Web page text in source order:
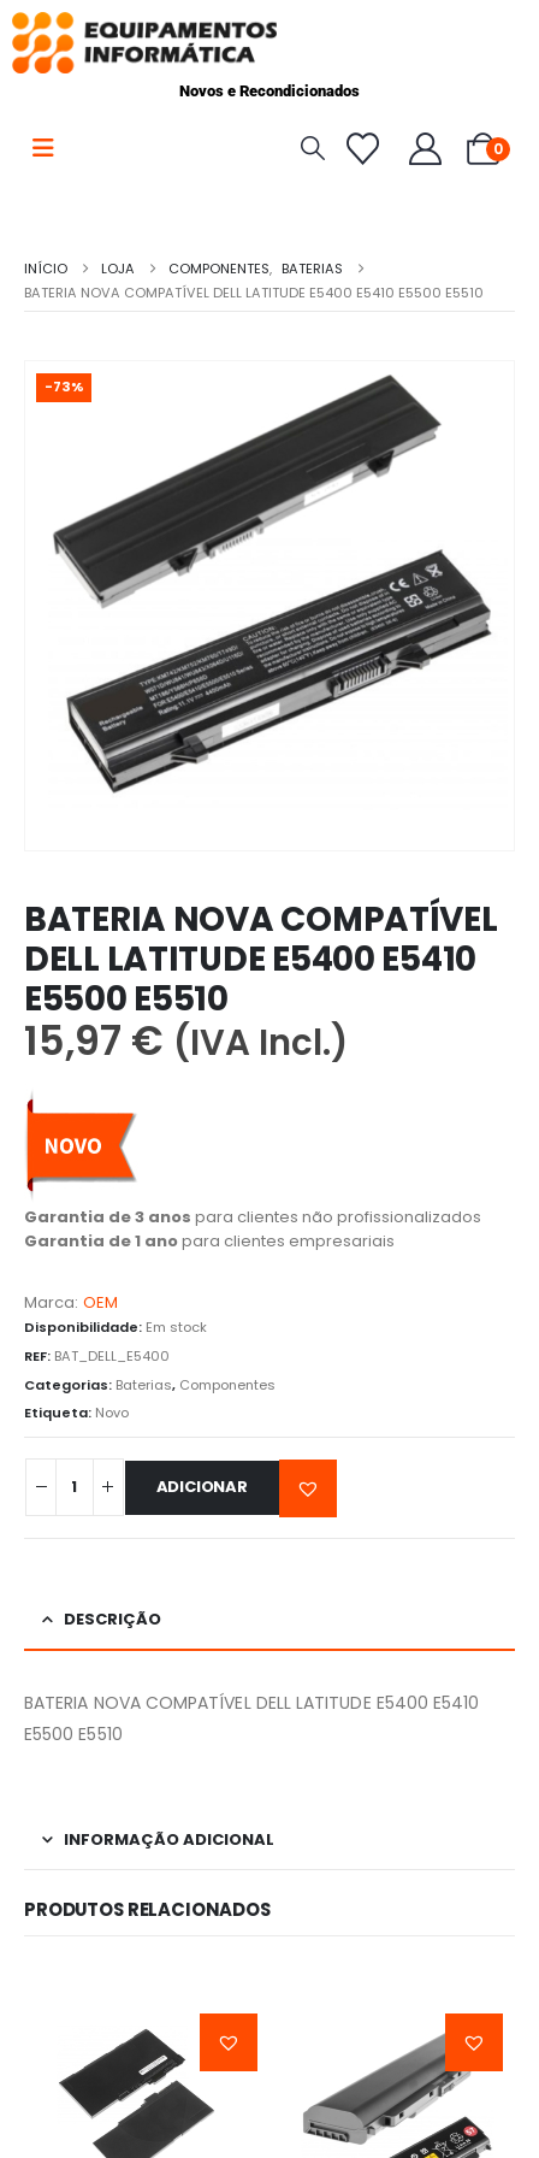
Novos e Recondicionados
0
INÍCIO LOJA COMPONENTES, BATERIAS
BATERIA NOVA COMPATÍVEL DELL LATITUDE E5400 E5410 E5500 E5510
-73%
BATERIA NOVA COMPATÍVEL
DELL LATITUDE E5400 E5410
E5500 E5510
15,97 € (IVA Incl.)
Garantia de 3 anos para clientes não profissionalizados
Garantia de 1 anopara clientes empresariais
Marca: OEM
Disponibilidade: Em stock
REF: BAT_DELL_E5400
Categorias: Baterias, Componentes
Etiqueta: Novo
ADICIONAR
DESCRIÇÃO
BATERIA NOVA COMPATÍVEL DELL LATITUDE E5400 E5410
E5500 E5510
INFORMAÇÃO ADICIONAL
PRODUTOS RELACIONADOS